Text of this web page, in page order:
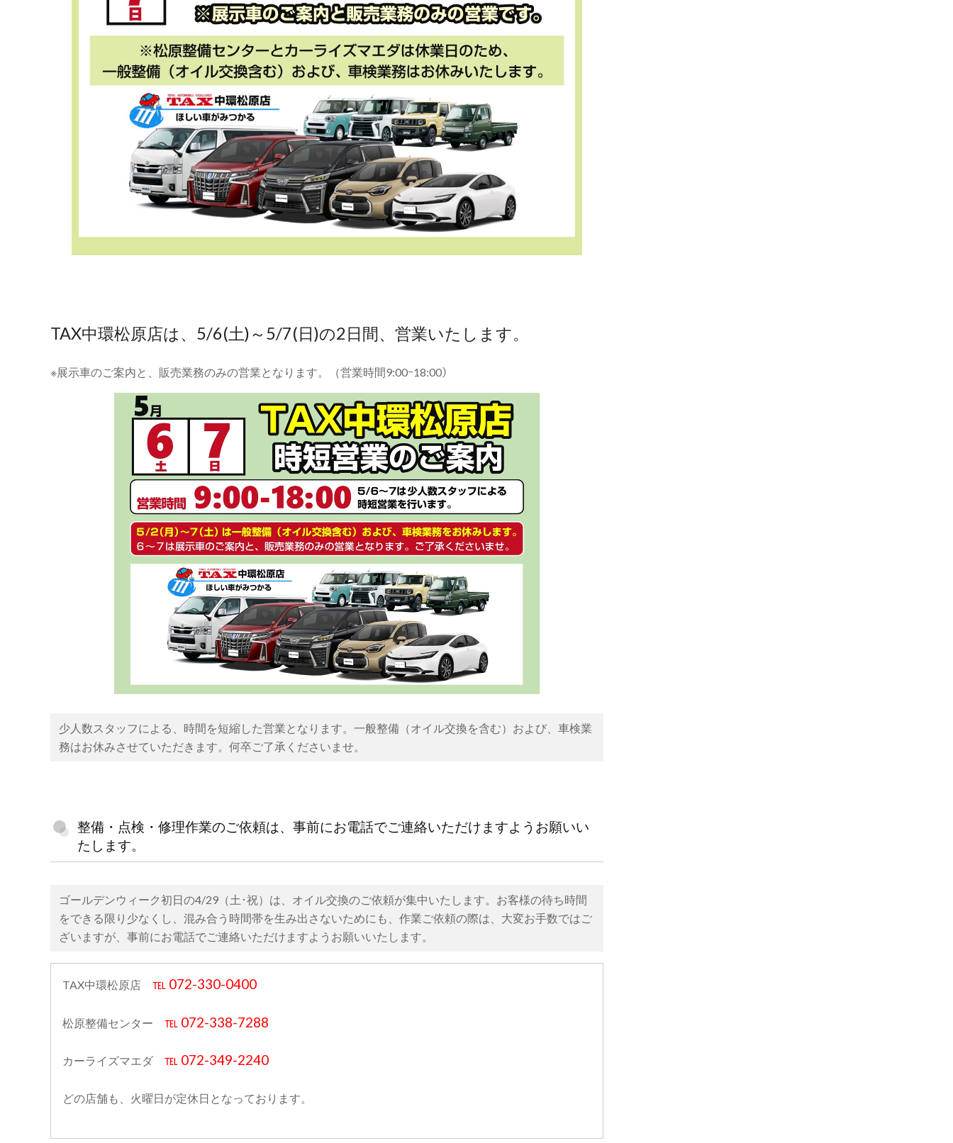
TAX中環松原店は、5/6(土)～5/7(日)の2日間、営業いたします。
※展示車のご案内と、販売業務のみの営業となります。（営業時間9:00ｰ18:00）
少人数スタッフによる、時間を短縮した営業となります。一般整備（オイル交換を含む）および、車検業
務はお休みさせていただきます。何卒ご了承くださいませ。
整備・点検・修理作業のご依頼は、事前にお電話でご連絡いただけますようお願いい
たします。
ゴールデンウィーク初日の4/29（土･祝）は、オイル交換のご依頼が集中いたします。お客様の待ち時間
をできる限り少なくし、混み合う時間帯を生み出さないためにも、作業ご依頼の際は、大変お手数ではご
ざいますが、事前にお電話でご連絡いただけますようお願いいたします。
TAX中環松原店 ℡ 072-330-0400
松原整備センター ℡ 072-338-7288
カーライズマエダ ℡ 072-349-2240
どの店舗も、火曜日が定休日となっております。